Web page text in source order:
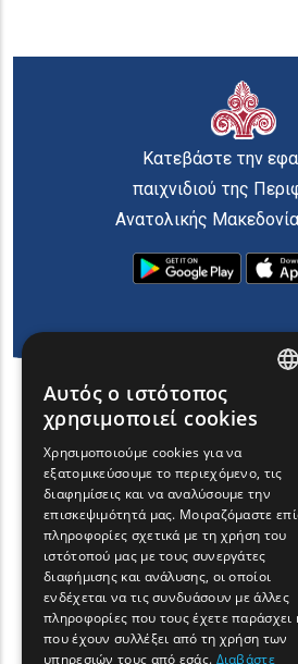
Κατεβάστε την
παιχνιδιού της
Ανατολικής
Αυτός ο ιστότοπος
χρησιμοποιεί cookies
Χρησιμοποιούμε cookies για να
εξατομικεύσουμε το περιεχόμενο, τις
διαφημίσεις και να αναλύσουμε την
επισκεψιμότητά μας. Μοιραζόμαστε
πληροφορίες σχετικά με τη χρήση του
ιστότοπού μας με τους συνεργάτες
διαφήμισης και ανάλυσης, οι οποίοι
ενδέχεται να τις συνδυάσουν με άλλες
πληροφορίες που τους έχετε παράσχει
που έχουν συλλέξει από τη χρήση των
υπηρεσιών τους από εσάς. Διαβάστε